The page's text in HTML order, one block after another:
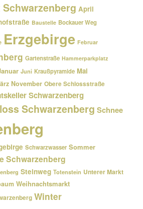
April
Baustelle Bockauer Weg
Erzgebirge Februar
Gartenstraße Hammerparkplatz
Juni Kraußpyramide Mai
November Obere Schlossstraße
Schwarzenberg
Schwarzenberg Schnee
Schwarzwasser Sommer
Schwarzenberg
Steinweg Totenstein Unterer Markt
Weihnachtsmarkt
Winter